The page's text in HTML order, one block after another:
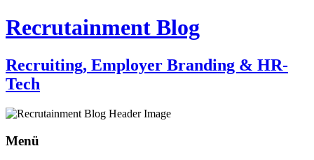
Recrutainment Blog
Recruiting, Employer Branding & HR-
Tech
Menü